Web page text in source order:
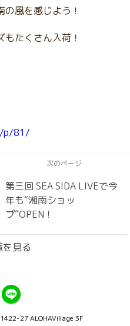
風を感じよう！
たくさん入荷！
p/81/
次のページ
第三回 SEA SIDA LIVEで今
年も“湘南ショッ
プ”OPEN！
を見る
27 ALOHAVillage 3F